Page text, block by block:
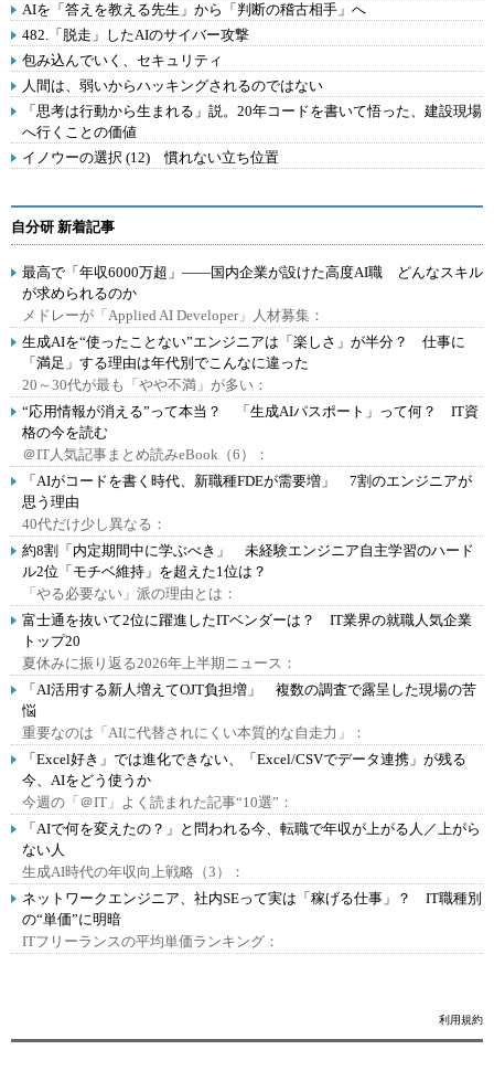
AIを「答えを教える先生」から「判断の稽古相手」へ
482.「脱走」したAIのサイバー攻撃
包み込んでいく、セキュリティ
人間は、弱いからハッキングされるのではない
「思考は行動から生まれる」説。20年コードを書いて悟った、建設現場
へ行くことの価値
イノウーの選択 (12) 慣れない立ち位置
自分研 新着記事
最高で「年収6000万超」――国内企業が設けた高度AI職 どんなスキル
が求められるのか
メドレーが「Applied AI Developer」人材募集：
生成AIを“使ったことない”エンジニアは「楽しさ」が半分？ 仕事に
「満足」する理由は年代別でこんなに違った
20～30代が最も「やや不満」が多い：
“応用情報が消える”って本当？ 「生成AIパスポート」って何？ IT資
格の今を読む
＠IT人気記事まとめ読みeBook（6）：
「AIがコードを書く時代、新職種FDEが需要増」 7割のエンジニアが
思う理由
40代だけ少し異なる：
約8割「内定期間中に学ぶべき」 未経験エンジニア自主学習のハード
ル2位「モチベ維持」を超えた1位は？
「やる必要ない」派の理由とは：
富士通を抜いて2位に躍進したITベンダーは？ IT業界の就職人気企業
トップ20
夏休みに振り返る2026年上半期ニュース：
「AI活用する新人増えてOJT負担増」 複数の調査で露呈した現場の苦
悩
重要なのは「AIに代替されにくい本質的な自走力」：
「Excel好き」では進化できない、「Excel/CSVでデータ連携」が残る
今、AIをどう使うか
今週の「＠IT」よく読まれた記事“10選”：
「AIで何を変えたの？」と問われる今、転職で年収が上がる人／上がら
ない人
生成AI時代の年収向上戦略（3）：
ネットワークエンジニア、社内SEって実は「稼げる仕事」？ IT職種別
の“単価”に明暗
ITフリーランスの平均単価ランキング：
利用規約